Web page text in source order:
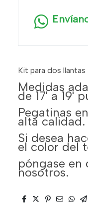
Kit para dos
Medidas
de 17' a 19'
Pegatinas
alta calidad.
Si desea
el color del
póngase en
nosotros.